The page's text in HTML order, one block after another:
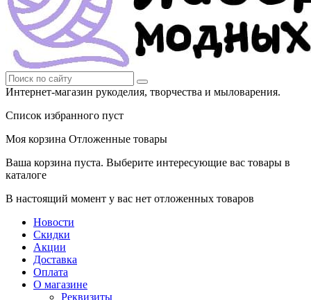
Интернет-магазин рукоделия, творчества и мыловарения.
Список избранного пуст
Моя корзина Отложенные товары
Ваша корзина пуста. Выберите интересующие вас товары в
каталоге
В настоящий момент у вас нет отложенных товаров
Новости
Скидки
Акции
Доставка
Оплата
О магазине
Реквизиты